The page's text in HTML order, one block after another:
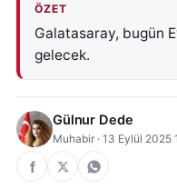
ÖZET
Galatasaray, bugün
gelecek.
Gülnur Dede
Muhabir · 13 Eylül 2025